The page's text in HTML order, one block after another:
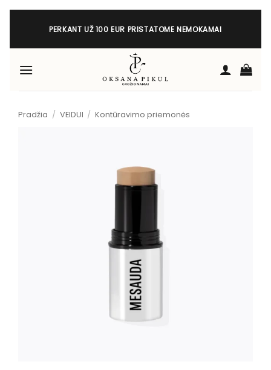
Skip
PERKANT UŽ 100 EUR PRISTATOME NEMOKAMAI
Pradžia / VEIDUI / Kontūravimo priemonės